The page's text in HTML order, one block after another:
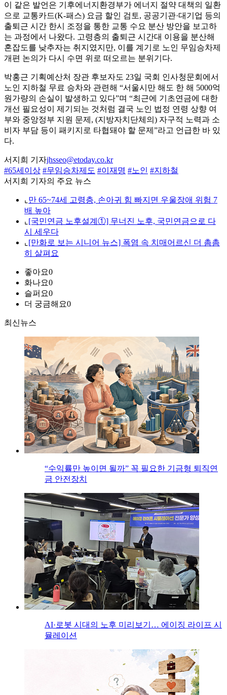
이 같은 발언은 기후에너지환경부가 에너지 절약 대책의 일환
으로 교통카드(K-패스) 요금 할인 검토, 공공기관·대기업 등의
출퇴근 시간 한시 조정을 통한 교통 수요 분산 방안을 보고하
는 과정에서 나왔다. 고령층의 출퇴근 시간대 이용을 분산해
혼잡도를 낮추자는 취지였지만, 이를 계기로 노인 무임승차제
개편 논의가 다시 수면 위로 떠오르는 분위기다.
박홍근 기획예산처 장관 후보자도 23일 국회 인사청문회에서
노인 지하철 무료 승차와 관련해 “서울시만 해도 한 해 5000억
원가량의 손실이 발생하고 있다”며 “최근에 기초연금에 대한
개선 필요성이 제기되는 것처럼 결국 노인 법정 연령 상향 여
부와 중앙정부 지원 문제, (지방자치단체의) 자구적 노력과 소
비자 부담 등이 패키지로 타협돼야 할 문제”라고 언급한 바 있
다.
서지희 기자jhsseo@etoday.co.kr
#65세이상 #무임승차제도 #이재명 #노인 #지하철
서지희 기자의 주요 뉴스
⌞ 만 65~74세 고령층, 손아귀 힘 빠지면 우울장애 위험 7
배 높아
⌞ [국민연금 노후설계①] 무너진 노후, 국민연금으로 다
시 세우다
⌞ [만화로 보는 시니어 뉴스] 폭염 속 치매어르신 더 촘촘
히 살펴요
좋아요0
화나요0
슬퍼요0
더 궁금해요0
최신뉴스
“수익률만 높이면 될까” 꼭 필요한 기금형 퇴직연
금 안전장치
AI·로봇 시대의 노후 미리보기… 에이징 라이프 시
뮬레이션